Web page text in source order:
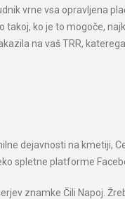
vrne vsa opravljena
ko je to mogoče,
na vaš TRR,
dejavnosti na kmetiji,
spletne platforme
znamke Čili Napoj.